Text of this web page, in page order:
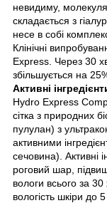
невидиму,
складається з
несе в собі
Клінічні
Express. Через 30
збільшується на
Активні
Hydro Express
сітка з природних
пулулан) з
активними
сечовина). Активні
роговий шар,
вологи всього за
вологість шкіри до